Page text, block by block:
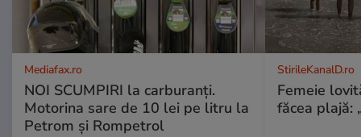
Mediafax.ro
NOI SCUMPIRI la carburanți.
Motorina sare de 10 lei pe litru la
Petrom și Rompetrol
StirileKanalD.ro
Femeie
făcea plajă: